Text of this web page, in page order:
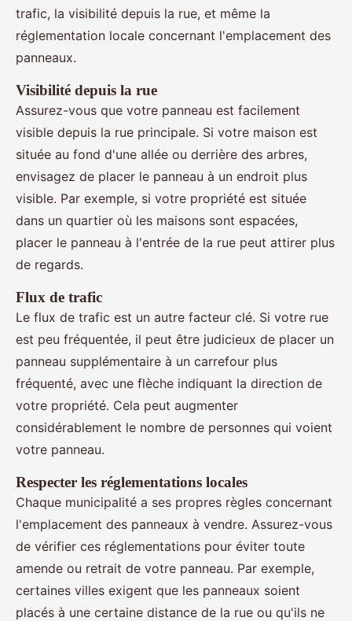
trafic, la visibilité depuis la rue, et même la
réglementation locale concernant l'emplacement des
panneaux.
Visibilité depuis la rue
Assurez-vous que votre panneau est facilement
visible depuis la rue principale. Si votre maison est
située au fond d'une allée ou derrière des arbres,
envisagez de placer le panneau à un endroit plus
visible. Par exemple, si votre propriété est située
dans un quartier où les maisons sont espacées,
placer le panneau à l'entrée de la rue peut attirer plus
de regards.
Flux de trafic
Le flux de trafic est un autre facteur clé. Si votre rue
est peu fréquentée, il peut être judicieux de placer un
panneau supplémentaire à un carrefour plus
fréquenté, avec une flèche indiquant la direction de
votre propriété. Cela peut augmenter
considérablement le nombre de personnes qui voient
votre panneau.
Respecter les réglementations locales
Chaque municipalité a ses propres règles concernant
l'emplacement des panneaux à vendre. Assurez-vous
de vérifier ces réglementations pour éviter toute
amende ou retrait de votre panneau. Par exemple,
certaines villes exigent que les panneaux soient
placés à une certaine distance de la rue ou qu'ils ne